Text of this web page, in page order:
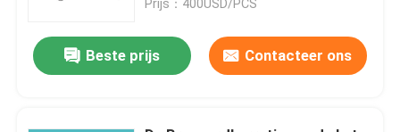
het bed van de het ziekenhuislevering
Prijs：400USD/PCS
Beste prijs Contacteer ons